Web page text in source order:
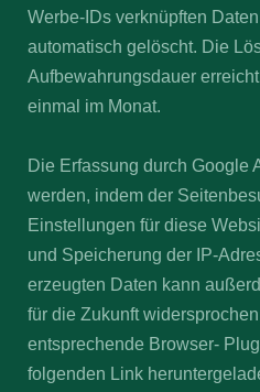
Werbe-IDs verknüpften
automatisch gelöscht. Die
Aufbewahrungsdauer
einmal im Monat.
Die Erfassung durch Google
werden, indem der
Einstellungen für diese
und Speicherung der IP-
erzeugten Daten kann
für die Zukunft
entsprechende Browser-
folgenden Link